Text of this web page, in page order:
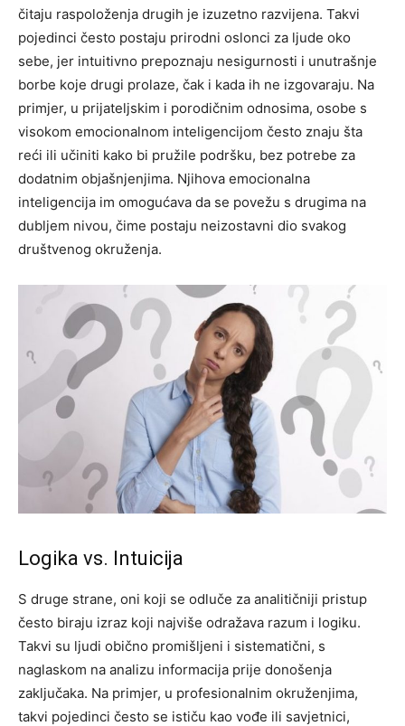
čitaju raspoloženja drugih je izuzetno razvijena. Takvi
pojedinci često postaju prirodni oslonci za ljude oko
sebe, jer intuitivno prepoznaju nesigurnosti i unutrašnje
borbe koje drugi prolaze, čak i kada ih ne izgovaraju. Na
primjer, u prijateljskim i porodičnim odnosima, osobe s
visokom emocionalnom inteligencijom često znaju šta
reći ili učiniti kako bi pružile podršku, bez potrebe za
dodatnim objašnjenjima. Njihova emocionalna
inteligencija im omogućava da se povežu s drugima na
dubljem nivou, čime postaju neizostavni dio svakog
društvenog okruženja.
Logika vs. Intuicija
S druge strane, oni koji se odluče za analitičniji pristup
često biraju izraz koji najviše odražava razum i logiku.
Takvi su ljudi obično promišljeni i sistematični, s
naglaskom na analizu informacija prije donošenja
zaključaka. Na primjer, u profesionalnim okruženjima,
takvi pojedinci često se ističu kao vođe ili savjetnici,